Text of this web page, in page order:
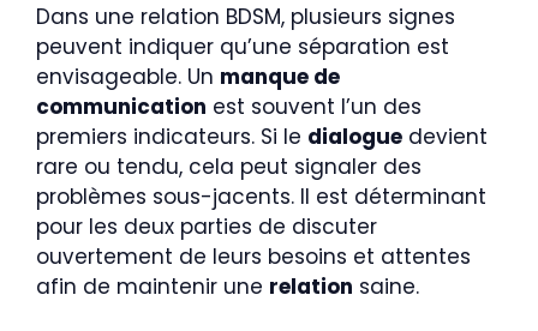
Dans une relation BDSM, plusieurs signes
peuvent indiquer qu’une séparation est
envisageable. Un manque de
communication est souvent l’un des
premiers indicateurs. Si le dialogue devient
rare ou tendu, cela peut signaler des
problèmes sous-jacents. Il est déterminant
pour les deux parties de discuter
ouvertement de leurs besoins et attentes
afin de maintenir une relation saine.